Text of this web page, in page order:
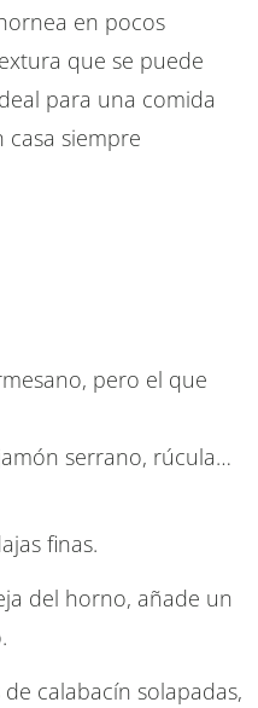
en pocos
que se puede
para una comida
casa siempre
pero el que
serrano, rúcula…
finas.
del horno, añade un
calabacín solapadas,